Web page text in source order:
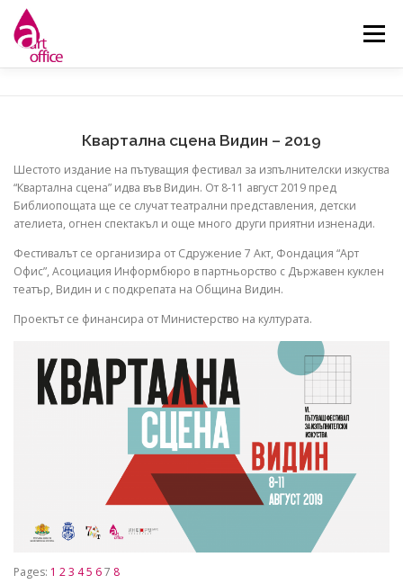
content
Menu
КОНТАКТ
Квартална сцена Видин – 2019
Шестото издание на пътуващия фестивал за изпълнителски изкуства
“Квартална сцена” идва във Видин. От 8-11 август 2019 пред
Библиопощата ще се случат театрални представления, детски
ателиета, огнен спектакъл и още много други приятни изненади.
Фестивалът се организира от Сдружение 7 Акт, Фондация “Арт
Офис”, Асоциация Информбюро в партньорство с Държавен куклен
театър, Видин и с подкрепата на Община Видин.
Проектът се финансира от Министерство на културата.
Pages: 1 23 45 67 8